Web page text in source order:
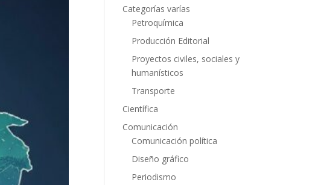
Categorías varías
Petroquímica
Producción Editorial
Proyectos civiles, sociales y
humanísticos
Transporte
Científica
Comunicación
Comunicación política
Diseño gráfico
Periodismo